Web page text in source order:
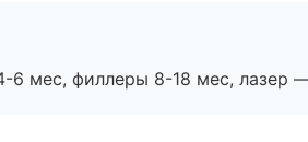
6 мес, филлеры 8-18 мес, лазер